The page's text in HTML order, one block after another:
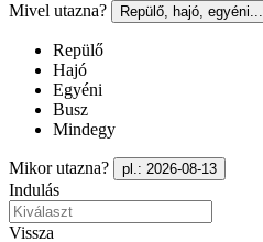
Mivel utazna?
Repülő, hajó, egyéni...
Repülő
Hajó
Egyéni
Busz
Mindegy
Mikor utazna? pl.: 2026-08-13
Indulás
Vissza